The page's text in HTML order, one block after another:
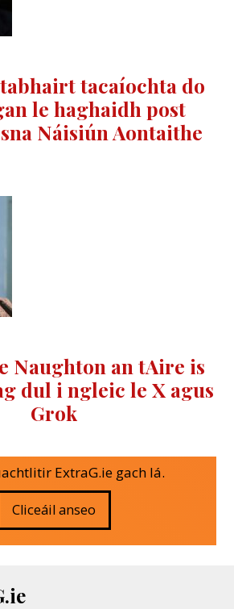
tacaíochta do
le haghaidh post
Náisiún Aontaithe
Naughton an tAire is
dul i ngleic le X agus
Grok
ExtraG.ie gach lá.
Cliceáil anseo